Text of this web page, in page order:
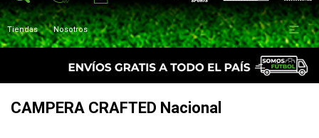
Tiendas Nosotros 
CAMPERA CRAFTED Nacional